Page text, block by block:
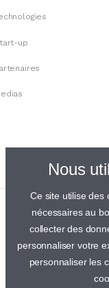
up
Nous
Ce site utilise des
nécessaires au
collecter des
personnaliser votre
personnaliser les